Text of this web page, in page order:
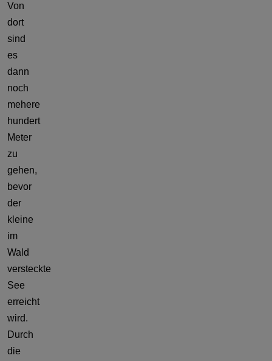
Von
dort
sind
es
dann
noch
mehere
hundert
Meter
zu
gehen,
bevor
der
kleine
im
Wald
versteckte
See
erreicht
wird.
Durch
die